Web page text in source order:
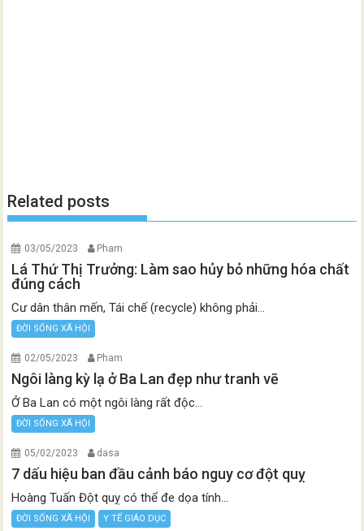
Related posts
03/05/2023 Pham
Lá Thứ Thị Trưởng: Làm sao hủy bỏ những hóa chất
đúng cách
Cư dân thân mến, Tái chế (recycle) không phải...
ĐỜI SỐNG XÃ HỘI
02/05/2023 Pham
Ngôi làng kỳ lạ ở Ba Lan đẹp như tranh vẽ
Ở Ba Lan có một ngôi làng rất độc...
ĐỜI SỐNG XÃ HỘI
05/02/2023 dasa
7 dấu hiệu ban đầu cảnh báo nguy cơ đột quỵ
Hoàng Tuấn Đột quỵ có thể đe dọa tính...
ĐỜI SỐNG XÃ HỘI Y TẾ GIÁO DỤC